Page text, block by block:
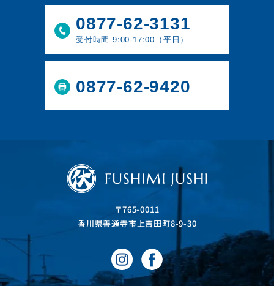
〒765-0011
⾹川県善通寺市上吉⽥町8-9-30
0877-62-3131
受付時間 9:00-17:00（平日）
0877-62-9420